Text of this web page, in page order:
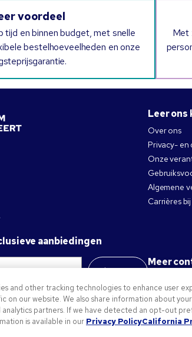
voordeel
tijd en binnen budget, met snelle
bestelhoeveelheden en onze
Met
aanbiedingen
Abonneer
Leer ons
Over ons
Privacy- en
Onze
Algemene
Carrières
Meer
rechten voorbehouden. Pens.com en diens logo zijn
and other tracking technologies to enhance user
on our website. We also share information about
analytics partners. If we have detected an opt-out
is available in our Privacy PolicyCalifornia